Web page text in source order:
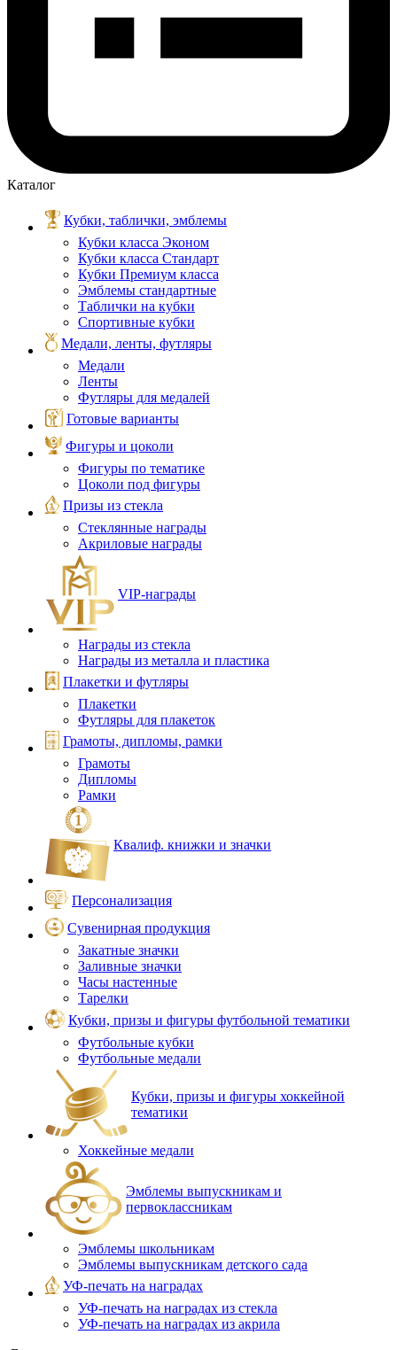
Каталог
Кубки, таблички, эмблемы
Кубки класса Эконом
Кубки класса Стандарт
Кубки Премиум класса
Эмблемы стандартные
Таблички на кубки
Спортивные кубки
Медали, ленты, футляры
Медали
Ленты
Футляры для медалей
Готовые варианты
Фигуры и цоколи
Фигуры по тематике
Цоколи под фигуры
Призы из стекла
Стеклянные награды
Акриловые награды
VIP‑награды
Награды из стекла
Награды из металла и пластика
Плакетки и футляры
Плакетки
Футляры для плакеток
Грамоты, дипломы, рамки
Грамоты
Дипломы
Рамки
Квалиф. книжки и значки
Персонализация
Сувенирная продукция
Закатные значки
Заливные значки
Часы настенные
Тарелки
Кубки, призы и фигуры футбольной тематики
Футбольные кубки
Футбольные медали
Кубки, призы и фигуры хоккейной
тематики
Хоккейные медали
Эмблемы выпускникам и
первоклассникам
Эмблемы школьникам
Эмблемы выпускникам детского сада
УФ-печать на наградах
УФ‑печать на наградах из стекла
УФ-печать на наградах из акрила